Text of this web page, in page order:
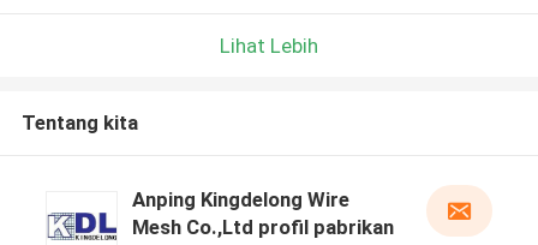
Lihat Lebih
Tentang kita
Anping Kingdelong Wire
Mesh Co.,Ltd profil pabrikan